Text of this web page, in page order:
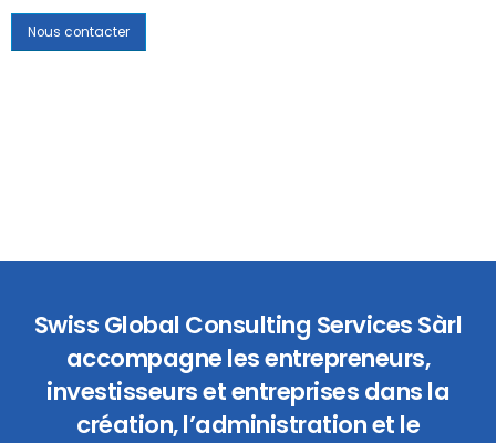
Nous contacter
Swiss Global Consulting Services Sàrl
accompagne les entrepreneurs,
investisseurs et entreprises dans la
création, l’administration et le